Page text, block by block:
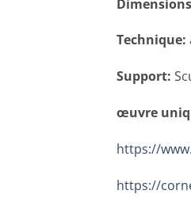
Technique:
Support:
œuvre
https://
https://